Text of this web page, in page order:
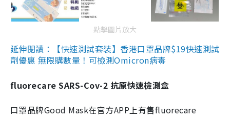
點擊圖片放大
延伸閱讀：【快速測試套裝】香港口罩品牌$19快速測試
劑優惠 無限購數量！可檢測Omicron病毒
fluorecare SARS-Cov-2 抗原快速檢測盒
口罩品牌Good Mask在官方APP上有售fluorecare